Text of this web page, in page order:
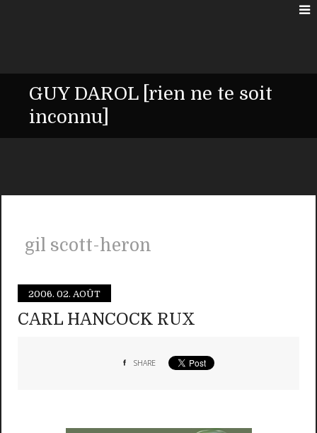
GUY DAROL [rien ne te soit
inconnu]
gil scott-heron
2006. 02. AOÛT
CARL HANCOCK RUX
SHARE